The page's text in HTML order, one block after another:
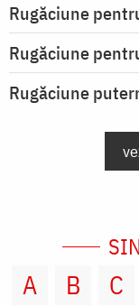
Rugăciune
Rugăciune
Rugăciune
A B C